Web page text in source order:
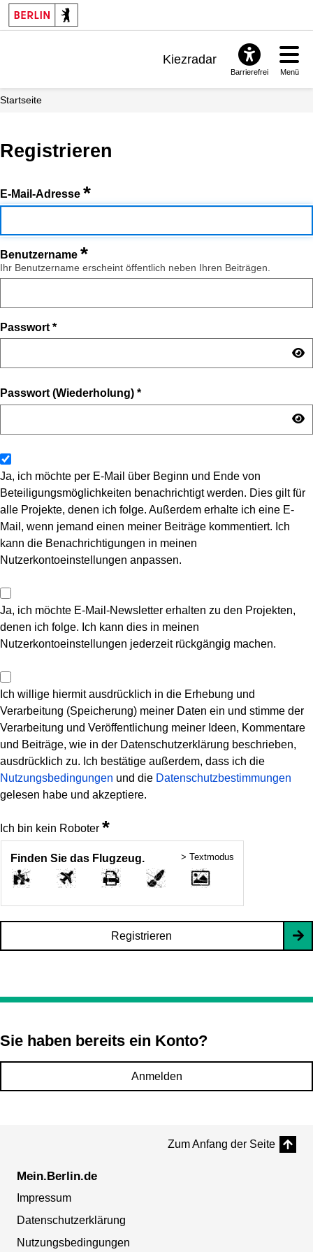
Kiezradar
Barrierefrei Menü
Startseite
Registrieren
E-Mail-Adresse *
Benutzername *
Ihr Benutzername erscheint öffentlich neben Ihren Beiträgen.
Passwort *
Passwort (Wiederholung) *
Ja, ich möchte per E-Mail über Beginn und Ende von
Beteiligungsmöglichkeiten benachrichtigt werden. Dies gilt für
alle Projekte, denen ich folge. Außerdem erhalte ich eine E-
Mail, wenn jemand einen meiner Beiträge kommentiert. Ich
kann die Benachrichtigungen in meinen
Nutzerkontoeinstellungen anpassen.
Ja, ich möchte E-Mail-Newsletter erhalten zu den Projekten,
denen ich folge. Ich kann dies in meinen
Nutzerkontoeinstellungen jederzeit rückgängig machen.
Ich willige hiermit ausdrücklich in die Erhebung und
Verarbeitung (Speicherung) meiner Daten ein und stimme der
Verarbeitung und Veröffentlichung meiner Ideen, Kommentare
und Beiträge, wie in der Datenschutzerklärung beschrieben,
ausdrücklich zu. Ich bestätige außerdem, dass ich die
Nutzungsbedingungen und die Datenschutzbestimmungen
gelesen habe und akzeptiere.
Ich bin kein Roboter *
Finden Sie das Flugzeug. > Textmodus
Registrieren
Sie haben bereits ein Konto?
Anmelden
Zum Anfang der Seite
Mein.Berlin.de
Impressum
Datenschutzerklärung
Nutzungsbedingungen